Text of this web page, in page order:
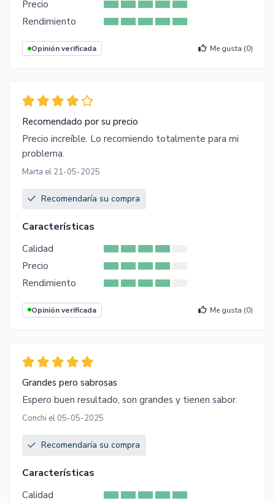
Precio
Rendimiento
Opinión verificada Me gusta (0)
Recomendado por su precio
Precio increíble. Lo recomiendo totalmente para mi
problema.
Marta el 21-05-2025
Recomendaría su compra
Características
Calidad
Precio
Rendimiento
Opinión verificada Me gusta (0)
Grandes pero sabrosas
Espero buen resultado, son grandes y tienen sabor.
Conchi el 05-05-2025
Recomendaría su compra
Características
Calidad